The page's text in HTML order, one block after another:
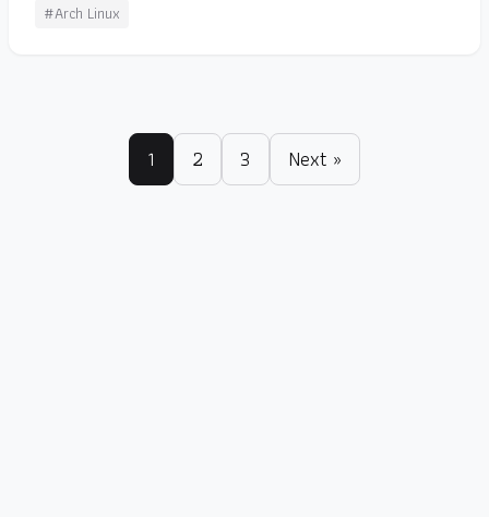
#Arch Linux
1 2 3 Next »